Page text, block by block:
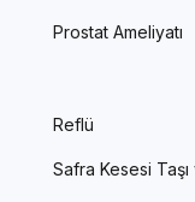
Prostat Ameliyatı
Reflü
Safra Kesesi